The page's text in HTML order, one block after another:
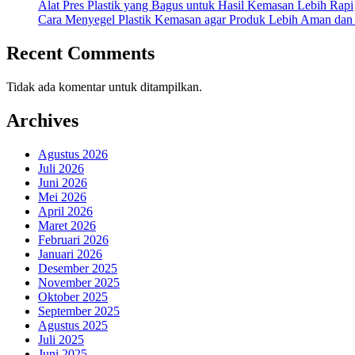
Alat Pres Plastik yang Bagus untuk Hasil Kemasan Lebih Rapi
Cara Menyegel Plastik Kemasan agar Produk Lebih Aman
Recent Comments
Tidak ada komentar untuk ditampilkan.
Archives
Agustus 2026
Juli 2026
Juni 2026
Mei 2026
April 2026
Maret 2026
Februari 2026
Januari 2026
Desember 2025
November 2025
Oktober 2025
September 2025
Agustus 2025
Juli 2025